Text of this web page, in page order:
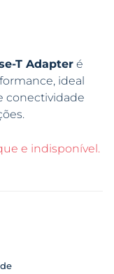
T Adapter é
ideal
conectividade
e indisponível.